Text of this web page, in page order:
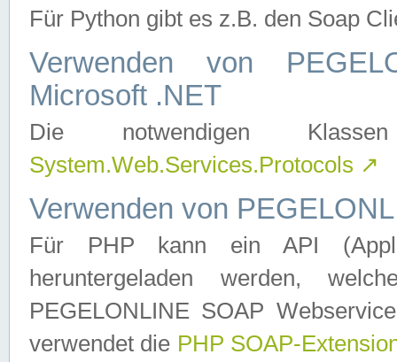
Für Python gibt es z.B. den Soap
Verwenden von
Microsoft .NET
Die notwendigen
System.Web.Services.Protocols ↗
Verwenden von
Für PHP kann ein API
heruntergeladen werden,
PEGELONLINE SOAP
verwendet die PHP SOAP-